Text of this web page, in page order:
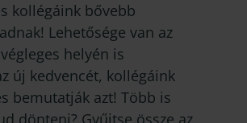
kollégáink bővebb
Lehetősége van az
helyén is
új kedvencét, kollégáink
bemutatják azt! Több is
dönteni? Gyűjtse össze az